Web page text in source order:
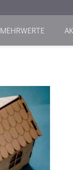
MEHRWERTE